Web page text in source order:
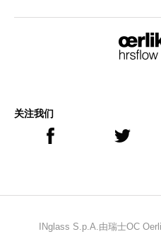
关注我们
INglass S.p.A.由瑞士OC